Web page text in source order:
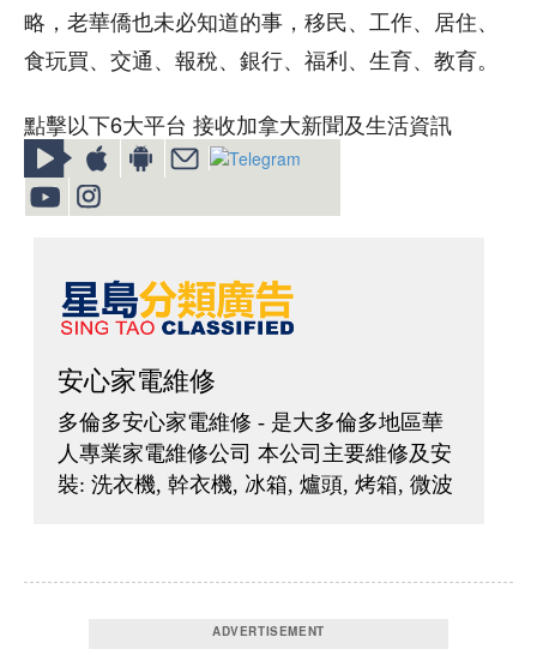
略，老華僑也未必知道的事，移民、工作、居住、
食玩買、交通、報稅、銀行、福利、生育、教育。
點擊以下6大平台 接收加拿大新聞及生活資訊